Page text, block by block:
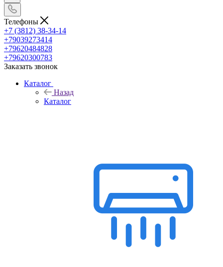
Телефоны
+7 (3812) 38-34-14
+79039273414
+79620484828
+79620300783
Заказать звонок
Каталог
Назад
Каталог